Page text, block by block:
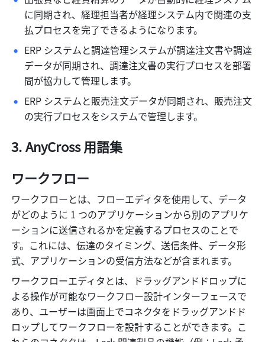
に同期され、経理担当者が経理システム内で関連の支
払プロセスを完了できるようになります。
ERP システムと調達管理システムが調達注文書や調達
データが同期され、調達注文書の実行プロセスを部署
間が協力して管理します。
ERP システムと販売注文データが同期され、販売注文
の実行プロセスをシステムで管理します。
AnyCross 用語集
ワークフロー
ワークフローとは、フローエディタを使用して、データ
がどのように 1 つのアプリケーションから別のアプリケ
ーションに送信されるかを定義するプロセスのことで
す。これには、伝達のタイミング、送信条件、データ形
式、アプリケーションの受信方法などが含まれます。
ワークフローエディタとは、ドラッグアンドドロップに
よる操作が可能なワークフロー設計インターフェースで
あり、ユーザーは画面上でコネクタをドラッグアンドド
ロップしてワークフローを設計することができます。こ